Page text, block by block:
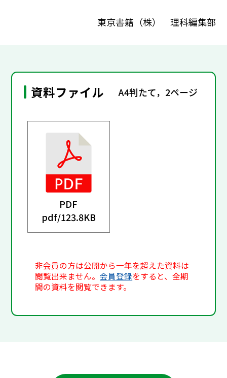
東京書籍（株） 理科編集部
資料ファイル A4判たて，2ページ
PDF
pdf/123.8KB
非会員の方は公開から一年を超えた資料は
閲覧出来ません。会員登録をすると、全期
間の資料を閲覧できます。